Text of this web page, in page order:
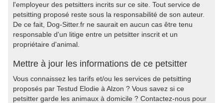
l'employeur des petsitters incrits sur ce site. Tout service de
petsitting proposé reste sous la responsabilité de son auteur.
De ce fait, Dog-Sitter.fr ne saurait en aucun cas être tenu
responsable d'un litige entre un petsitter inscrit et un
propriétaire d'animal.
Mettre à jour les informations de ce petsitter
Vous connaissez les tarifs et/ou les services de petsitting
proposés par Testud Elodie à Alzon ? Vous savez si ce
petsitter garde les animaux à domicile ? Contactez-nous pour